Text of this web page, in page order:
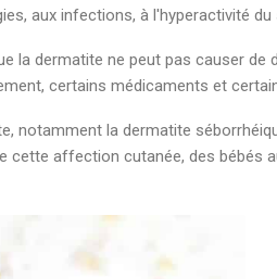
aux infections, à l'hyperactivité
la dermatite ne peut pas causer
certains médicaments et
notamment la dermatite
cette affection cutanée, des bébés